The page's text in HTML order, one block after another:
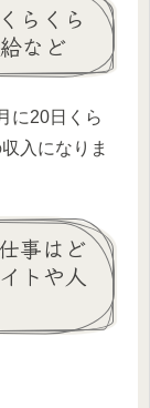
らくら
など
に20日くら
入になりま
事はど
トや人